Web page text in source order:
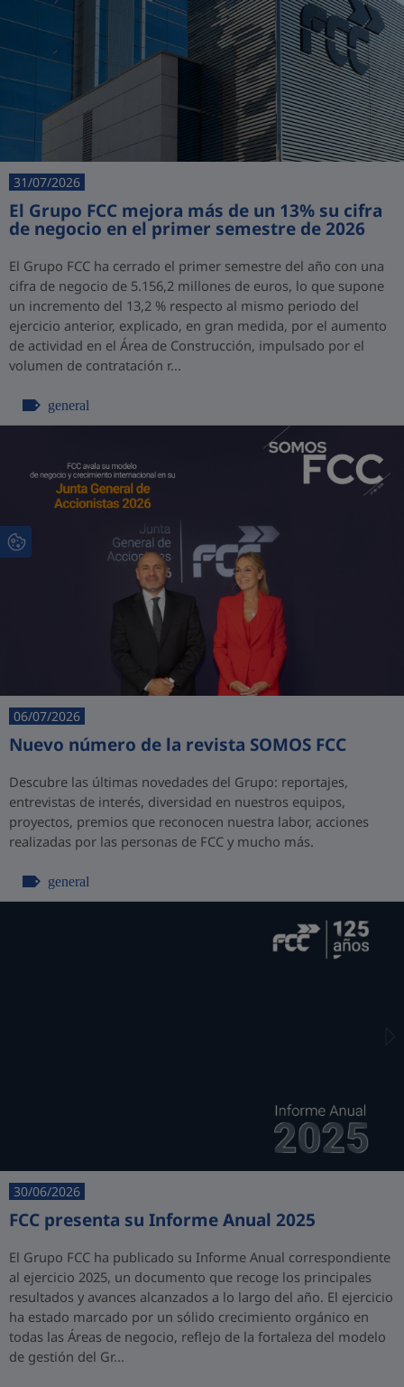
31/07/2026
El Grupo FCC mejora más de un 13% su cifra
de negocio en el primer semestre de 2026
El Grupo FCC ha cerrado el primer semestre del año con una
cifra de negocio de 5.156,2 millones de euros, lo que supone
un incremento del 13,2 % respecto al mismo periodo del
ejercicio anterior, explicado, en gran medida, por el aumento
de actividad en el Área de Construcción, impulsado por el
volumen de contratación r...
general
06/07/2026
Nuevo número de la revista SOMOS FCC
Descubre las últimas novedades del Grupo: reportajes,
entrevistas de interés, diversidad en nuestros equipos,
proyectos, premios que reconocen nuestra labor, acciones
realizadas por las personas de FCC y mucho más.
general
30/06/2026
FCC presenta su Informe Anual 2025
El Grupo FCC ha publicado su Informe Anual correspondiente
al ejercicio 2025, un documento que recoge los principales
resultados y avances alcanzados a lo largo del año. El ejercicio
ha estado marcado por un sólido crecimiento orgánico en
todas las Áreas de negocio, reflejo de la fortaleza del modelo
de gestión del Gr...